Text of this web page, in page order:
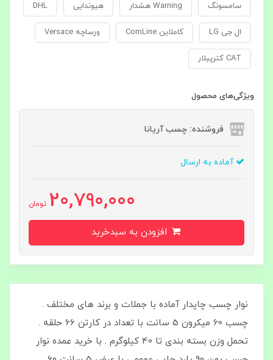
سامسونگ Warning هشدار هیوندایی DHL
ال جی LG کاملاین ComLine ورساچه Versace
CAT کترپیلار
ویژگی‌های محصول
فروشنده: چسب آریانا
آماده به ارسال
20,790,000 تومان
​​​​نوار چسب چاپدار آماده با جملات و برند های مختلف .
چسب 60 میکرون 5 سانت با تعداد در کارتن 66 حلقه .
تحمل وزن بسته بندی تا 40 کیلوگرم . با خرید عمده نوار